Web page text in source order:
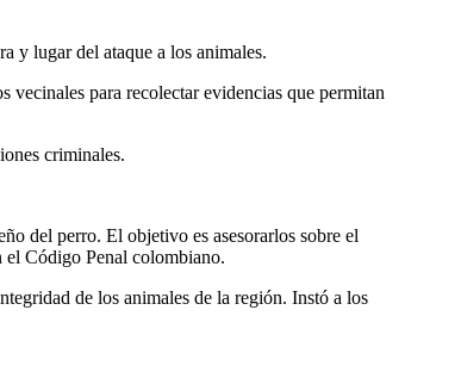
y lugar del ataque a los animales.
para recolectar evidencias que permitan
criminales.
del perro. El objetivo es asesorarlos sobre el
el Código Penal colombiano.
de los animales de la región. Instó a los